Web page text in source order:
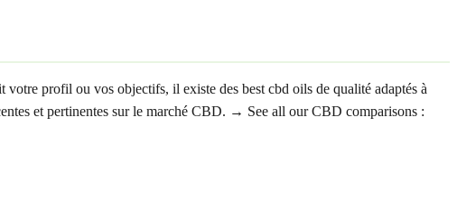
profil ou vos objectifs, il existe des best cbd oils de qualité adaptés à
et pertinentes sur le marché CBD. → See all our CBD comparisons :